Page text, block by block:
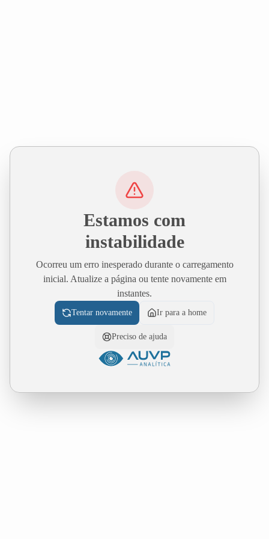
Estamos com
instabilidade
Ocorreu um erro inesperado durante o carregamento
inicial. Atualize a página ou tente novamente em
instantes.
Tentar novamente Ir para a home
Preciso de ajuda